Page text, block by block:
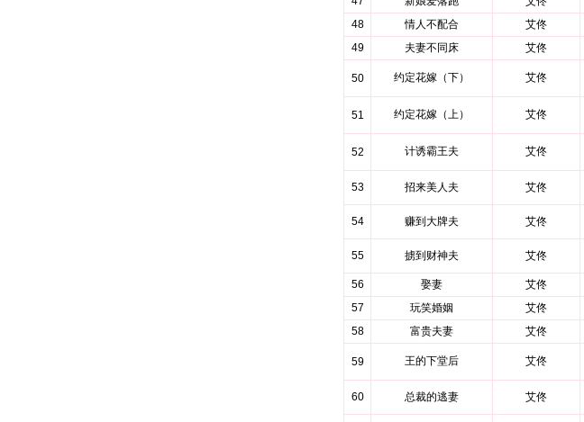
48
情人不配合 艾佟
49
夫妻不同床 艾佟
50 约定花嫁（下） 艾佟
51 约定花嫁（上） 艾佟
52 计诱霸王夫 艾佟
53 招来美人夫 艾佟
54 赚到大牌夫 艾佟
55 掳到财神夫 艾佟
56 娶妻 艾佟
57
玩笑婚姻 艾佟
58
富贵夫妻 艾佟
59 王的下堂后 艾佟
60 总裁的逃妻 艾佟